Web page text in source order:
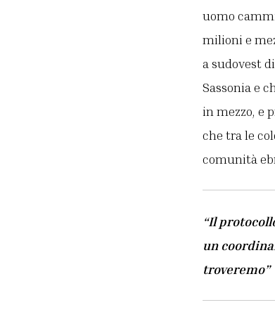
uomo
milioni e
a sudovest
Sassonia e
in mezzo, e
che tra le
comunità
“Il
un
troveremo”